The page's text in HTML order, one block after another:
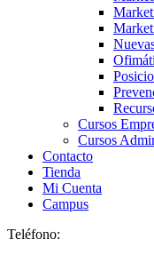
Cursos
Cursos
Contacto
Tienda
Mi Cuenta
Campus
Teléfono: